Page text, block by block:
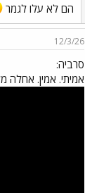
הם לא עלו לגמר
12/3/26
סרביה:
אמיתי. אמין. אחלה